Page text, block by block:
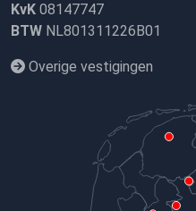
KvK 08147747
BTW NL801311226B01
Overige vestigingen